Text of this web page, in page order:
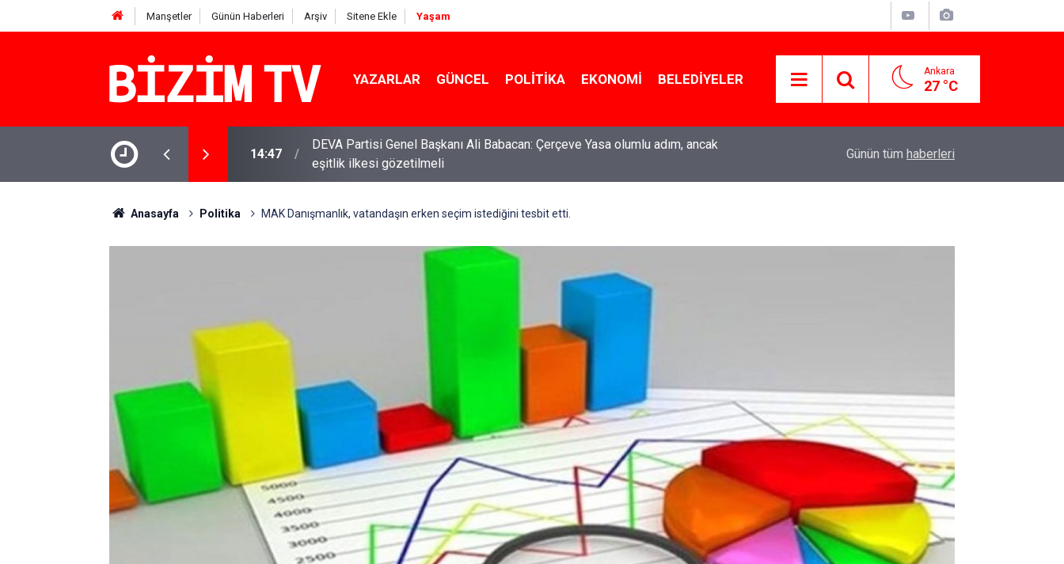
Manşetler Günün Haberleri Arşiv Sitene Ekle Yaşam
YAZARLAR GÜNCEL POLITIKA EKONOMI BELEDIYELER Ankara
27 °C
Gram, çeyrek ve Cumhuriyet altını bugün
14:47
DEVA Partisi Genel Başkanı Ali Babacan: Çerçeve Yasa olumlu adım, ancak
eşitlik ilkesi gözetilmeli
varamayacağımız, gözüne bakamayacağımız
Günün tüm haberleri
Anasayfa Politika MAK Danışmanlık, vatandaşın erken seçim istediğini tesbit etti.